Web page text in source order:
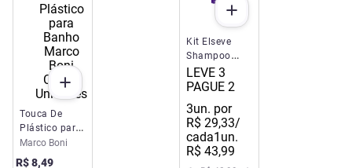
Touca De
Plástico para
Banho Marco
Boni Com 2
Marco Boni
R$8,49
Kit Elseve
Shampoo
385ml +
Condicionador
Lifter 170ml
LEVE 3
PAGUE 2
3un. por
R$ 29,33/
cada1un.
R$ 43,99